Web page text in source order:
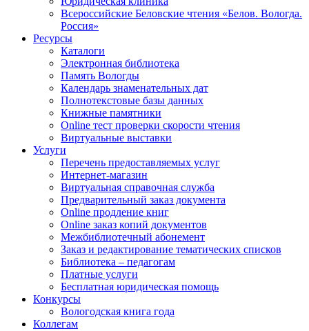
Всероссийские Беловские чтения «Белов. Вологда.
Россия»
Ресурсы
Каталоги
Электронная библиотека
Память Вологды
Календарь знаменательных дат
Полнотекстовые базы данных
Книжные памятники
Online тест проверки скорости чтения
Виртуальные выставки
Услуги
Перечень предоставляемых услуг
Интернет-магазин
Виртуальная справочная служба
Предварительный заказ документа
Online продление книг
Online заказ копий документов
Межбиблиотечный абонемент
Заказ и редактирование тематических списков
Библиотека – педагогам
Платные услуги
Бесплатная юридическая помощь
Конкурсы
Вологодская книга года
Коллегам